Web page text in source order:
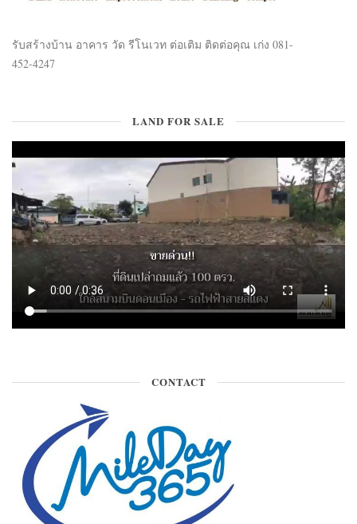
รับสร้างบ้าน อาคาร วัด รีโนเวท ต่อเติม ติดต่อคุณ เก่ง 081-
452-4247
LAND FOR SALE
CONTACT